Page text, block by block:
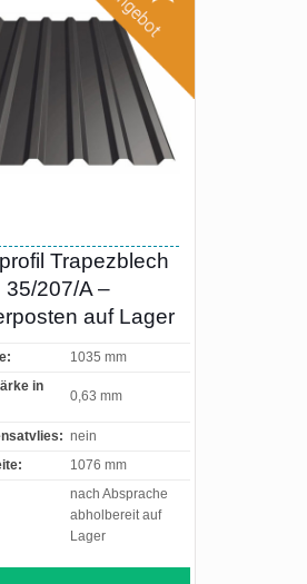
Trapezblech
35/207/A –
auf Lager
1035 mm
in
0,63 mm
nein
1076 mm
nach Absprache
abholbereit auf
Lager